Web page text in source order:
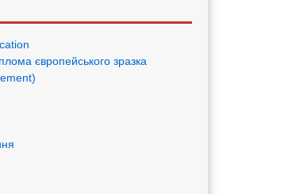
європейського зразка